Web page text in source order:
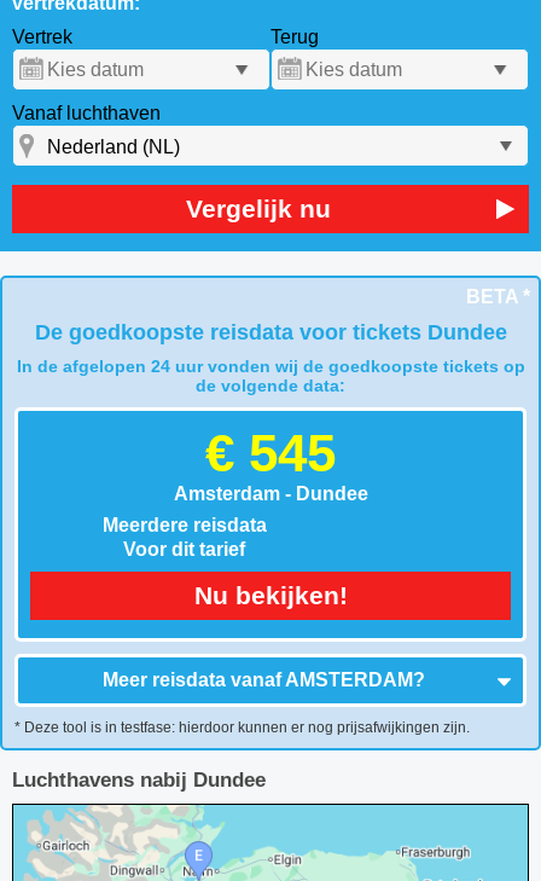
Vertrek
Terug
Vanaf luchthaven
Vergelijk nu
BETA *
De goedkoopste reisdata voor tickets Dundee
In de afgelopen 24 uur vonden wij de goedkoopste tickets op
de volgende data:
€ 545
Amsterdam - Dundee
Meerdere reisdata
Voor dit tarief
Nu bekijken!
Meer reisdata vanafAMSTERDAM?
* Deze tool is in testfase: hierdoor kunnen er nog prijsafwijkingen zijn.
Luchthavens nabij Dundee